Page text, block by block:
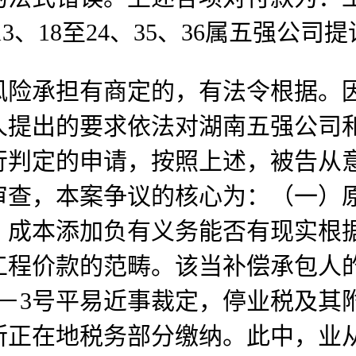
、18至24、35、36属五强公司
担有商定的，有法令根据。
出的要求依法对湖南五强公司
定的申请，按照上述，被告从
，本案争议的核心为：（一）
本添加负有义务能否有现实根
价款的范畴。该当补偿承包人
3号平易近事裁定，停业税及
在地税务部分缴纳。此中，业